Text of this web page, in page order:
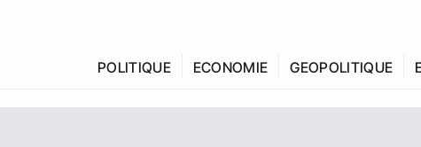
POLITIQUE ECONOMIE GEOPOLITIQUE